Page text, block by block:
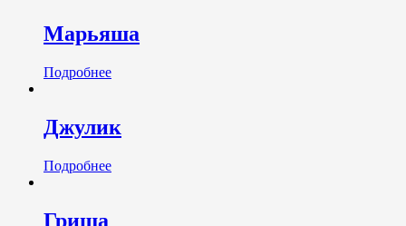
Марьяша
Подробнее
Джулик
Подробнее
Гриша